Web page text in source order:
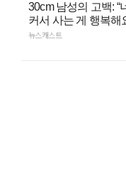
30cm 남성의 고백: “
커서 사는 게 행복해
뉴스캐스트